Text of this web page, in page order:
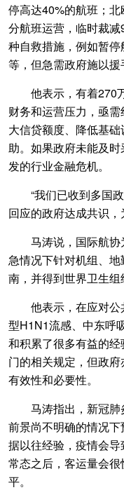
停高达40%的航班；
分航班运营，临时裁
种自救措施，例如暂
等，但急需政府施以援
他表示，有着270万
财务和运营压力，亟
大信贷额度、降低基
助。如果政府未能及
发的行业金融危机。
“我们已收到多国政
回应的政府达成共识，
马涛说，国际航协
急情况下针对机组、
南，并得到世界卫生组
他表示，在应对公
型H1N1流感、中东呼
和积累了很多有益的
门的相关规定，但政
有效性和必要性。
马涛指出，新冠肺
前景尚不明确的情况
据以往经验，疫情会
常态之后，客运量会
平。